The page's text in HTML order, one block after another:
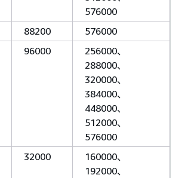
576000
88200
576000
96000
256000、
288000、
320000、
384000、
448000、
512000、
576000
32000
160000、
192000、